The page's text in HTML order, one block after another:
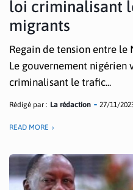
loi criminalisant
migrants
Regain de tension entre le
Le gouvernement nigérien
criminalisant le trafic...
Rédigé par : La rédaction 27/11/
READ MORE